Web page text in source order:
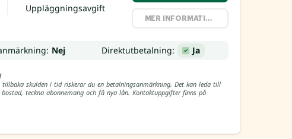
Uppläggningsavgift
MER INFORMATION
Nej Direktutbetalning: Ja
skulden i tid riskerar du en betalningsanmärkning. Det kan leda till
teckna abonnemang och få nya lån. Kontaktuppgifter finns på